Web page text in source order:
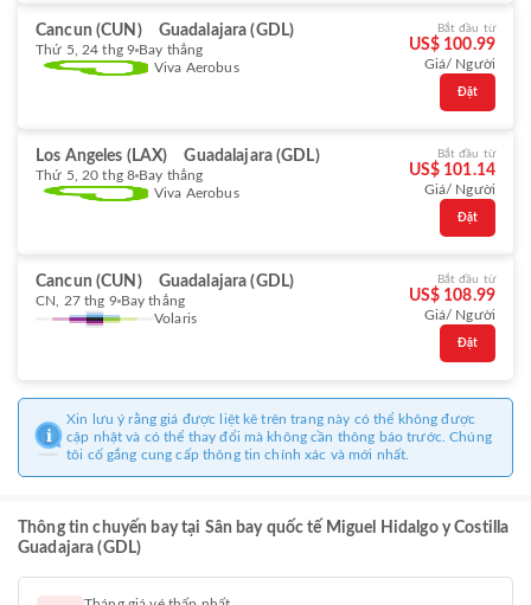
Cancun (CUN) Guadalajara (GDL)
Thứ 5, 24 thg 9 Bay thẳng
Viva Aerobus
Bắt đầu từ
US$ 100.99
Giá/ Người
Đặt
Los Angeles (LAX) Guadalajara (GDL)
Thứ 5, 20 thg 8 Bay thẳng
Viva Aerobus
Bắt đầu từ
US$ 101.14
Giá/ Người
Đặt
Cancun (CUN) Guadalajara (GDL)
CN, 27 thg 9 Bay thẳng
Volaris
Bắt đầu từ
US$ 108.99
Giá/ Người
Đặt
Xin lưu ý rằng giá được liệt kê trên trang này có thể không được
cập nhật và có thể thay đổi mà không cần thông báo trước. Chúng
tôi cố gắng cung cấp thông tin chính xác và mới nhất.
Thông tin chuyến bay tại Sân bay quốc tế Miguel Hidalgo y Costilla
Guadajara (GDL)